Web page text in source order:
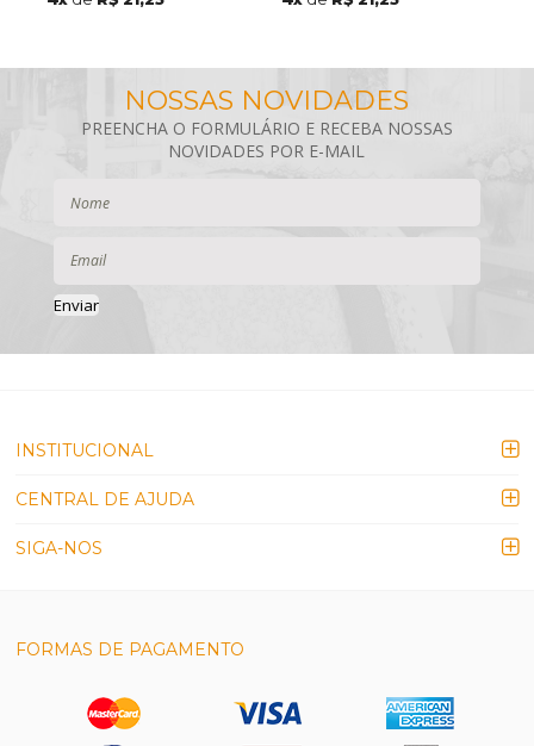
Enviar
INSTITUCIONAL
CENTRAL DE AJUDA
SIGA-NOS
FORMAS DE PAGAMENTO